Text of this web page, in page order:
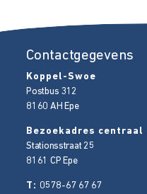
Contactgegevens
Koppel-Swoe
Postbus 312
8160 AH Epe
Bezoekadres centraal
Stationsstraat 25
8161 CP Epe
T: 0578-67 67 67